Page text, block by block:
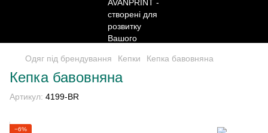
Одяг під брендування Кепки Кепка бавовняна
Кепка бавовняна
Артикул: 4199-BR
−6%